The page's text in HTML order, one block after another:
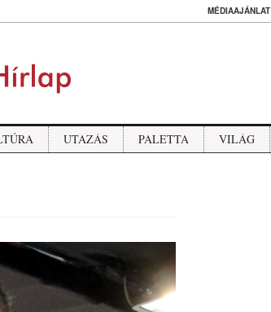
MÉDIAAJÁNLAT
UTAZÁS PALETTA VILÁG